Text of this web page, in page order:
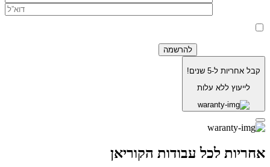
קבל אחריות ל-5 שנים!
לייעוץ ללא עלות
אחריות לכל עבודות הקוריאן